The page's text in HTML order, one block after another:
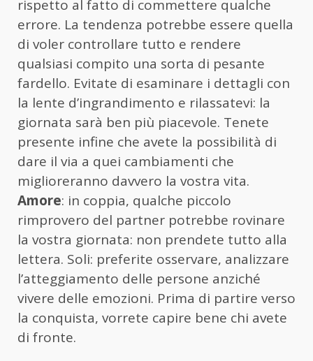
rispetto al fatto di commettere qualche
errore. La tendenza potrebbe essere quella
di voler controllare tutto e rendere
qualsiasi compito una sorta di pesante
fardello. Evitate di esaminare i dettagli con
la lente d’ingrandimento e rilassatevi: la
giornata sarà ben più piacevole. Tenete
presente infine che avete la possibilità di
dare il via a quei cambiamenti che
miglioreranno davvero la vostra vita.
Amore: in coppia, qualche piccolo
rimprovero del partner potrebbe rovinare
la vostra giornata: non prendete tutto alla
lettera. Soli: preferite osservare, analizzare
l’atteggiamento delle persone anziché
vivere delle emozioni. Prima di partire verso
la conquista, vorrete capire bene chi avete
di fronte.